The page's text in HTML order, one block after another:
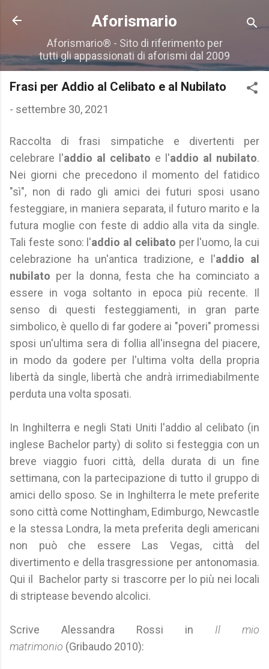
Passa ai contenuti principali
Aforismario
Aforismario® - Sito di riferimento per
tutti gli appassionati di aforismi dal 2009
Frasi per Addio al Celibato e al Nubilato
- settembre 30, 2021
Raccolta di frasi simpatiche e divertenti per
celebrare l'addio al celibato e l'addio al nubilato.
Nei giorni che precedono il momento del fatidico
"sì", non di rado gli amici dei futuri sposi usano
festeggiare, in maniera separata, il futuro marito e la
futura moglie con feste di addio alla vita da single.
Tali feste sono: l'addio al celibato per l'uomo, la cui
celebrazione ha un'antica tradizione, e l'addio al
nubilato per la donna, festa che ha cominciato a
essere in voga soltanto in epoca più recente. Il
senso di questi festeggiamenti, in gran parte
simbolico, è quello di far godere ai "poveri" promessi
sposi un'ultima sera di follia all'insegna del piacere,
in modo da godere per l'ultima volta della propria
libertà da single, libertà che andrà irrimediabilmente
perduta una volta sposati.
In Inghilterra e negli Stati Uniti l'addio al celibato (in
inglese Bachelor party) di solito si festeggia con un
breve viaggio fuori città, della durata di un fine
settimana, con la partecipazione di tutto il gruppo di
amici dello sposo. Se in Inghilterra le mete preferite
sono città come Nottingham, Edimburgo, Newcastle
e la stessa Londra, la meta preferita degli americani
non può che essere Las Vegas, città del
divertimento e della trasgressione per antonomasia.
Qui il Bachelor party si trascorre per lo più nei locali
di striptease bevendo alcolici.
Scrive Alessandra Rossi in Il mio
matrimonio (Gribaudo 2010):